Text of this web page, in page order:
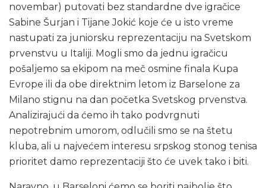
novembar) putovati bez standardne dve igračice
Sabine Šurjan i Tijane Jokić koje će u isto vreme
nastupati za juniorsku reprezentaciju na Svetskom
prvenstvu u Italiji. Mogli smo da jednu igračicu
pošaljemo sa ekipom na meč osmine finala Kupa
Evrope ili da obe direktnim letom iz Barselone za
Milano stignu na dan početka Svetskog prvenstva.
Analizirajući da ćemo ih tako podvrgnuti
nepotrebnim umorom, odlučili smo se na štetu
kluba, ali u najvećem interesu srpskog stonog tenisa
prioritet damo reprezentaciji što će uvek tako i biti.